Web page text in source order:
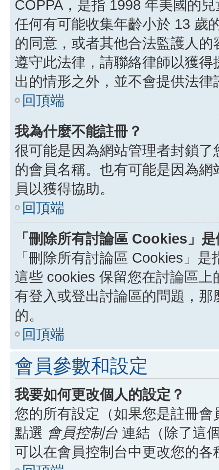
COPPA，是指 1998 年美國的
任何有可能收集年齡小於 13 歲
的同意，或者其他合法監護人
遵守此法律，請聯絡律師以獲
出的情形之外，並不會提供法
回頂端
我為什麼不能註冊？
很可能是因為網站管理者封鎖
的會員名稱。也有可能是因為
員以獲得協助。
回頂端
「刪除所有討論區 Cookies」
「刪除所有討論區 Cookies」
這些 cookies 保留您在討論區
有登入或登出討論區的問題，
的。
回頂端
會員參數和設定
我要如何更改個人的設定？
您的所有設定（如果您是註冊
點選 會員控制台 連結（除了這
可以在會員控制台中更改您的各